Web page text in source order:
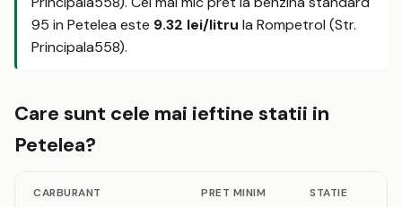
95 in Petelea este 9.32 lei/litru la Rompetrol (Str.
Principala558).
Care sunt cele mai ieftine statii in
Petelea?
CARBURANT PRET MINIM STATIE